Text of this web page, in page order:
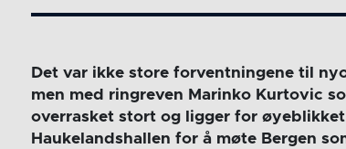
Det var ikke store forventningene til
men med ringreven Marinko Kurtovic
overrasket stort og ligger for
Haukelandshallen for å møte Bergen